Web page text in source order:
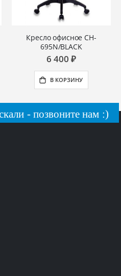
Кресло офисное CH-
695N/BLACK
6 400 ₽
В КОРЗИНУ
- позвоните нам :)